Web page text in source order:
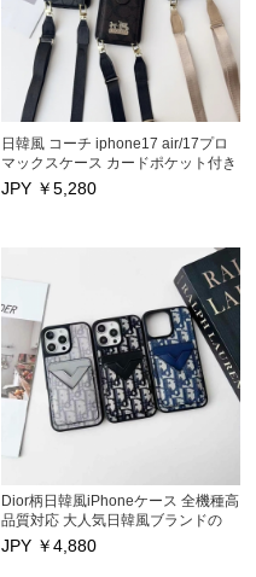
日韓風 コーチ iphone17 air/17プロ
マックスケース カードポケット付き
ハイブランド Coach アイフォン17
16 pro max/15/14/13pro/12pro max
JPY ￥5,280
Dior柄日韓風iPhoneケース 全機種高
品質対応 大人気日韓風ブランドの
Dior柄iPhoneケース登場！対応機種
包括iPhone17/17Air/17Pro/17Pro
JPY ￥4,880